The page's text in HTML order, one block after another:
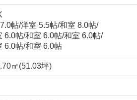
帖/洋室 5.5帖/和室 8.0帖/
6.0帖/和室 6.0帖/和室 6.0帖/
6.0帖/和室 6.0帖
㎡(51.03坪)